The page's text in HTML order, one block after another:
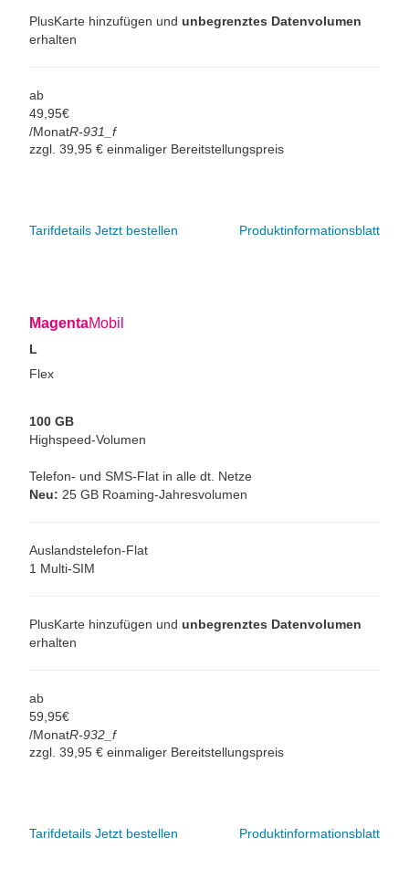
PlusKarte hinzufügen und unbegrenztes Datenvolumen
erhalten
ab
49, 95€
/MonatR-931_f
zzgl. 39,95 € einmaliger Bereitstellungspreis
Produktinformationsblatt
Tarifdetails Jetzt bestellen
MagentaMobil
L
Flex
100 GB
Highspeed-Volumen
Telefon- und SMS-Flat in alle dt. Netze
Neu: 25 GB Roaming-Jahresvolumen
Auslandstelefon-Flat
1 Multi-SIM
PlusKarte hinzufügen und unbegrenztes Datenvolumen
erhalten
ab
59, 95€
/MonatR-932_f
zzgl. 39,95 € einmaliger Bereitstellungspreis
Produktinformationsblatt
Tarifdetails Jetzt bestellen